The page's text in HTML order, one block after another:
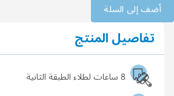
أضف إلى السلة
تفاصيل المنتج
8 ساعات لطلاء الطبقة الثانية